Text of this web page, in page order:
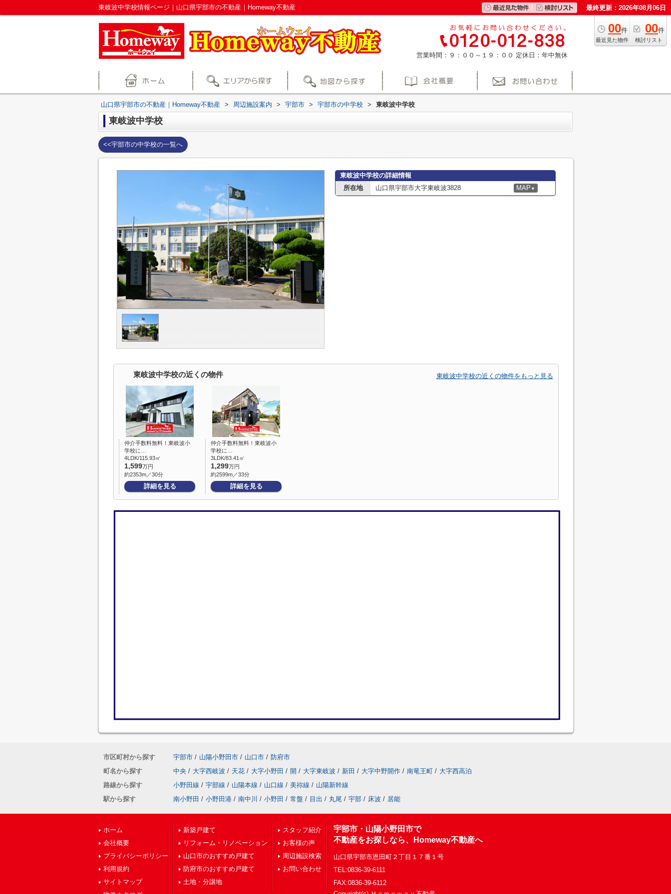
東岐波中学校情報ページ｜山口県宇部市の不動産｜Homeway不動産 最終更新：2026年08月06日
00件
最近見た物件
00件
検討リスト
営業時間：９：００～１９：００ 定休日：年中無休
山口県宇部市の不動産｜Homeway不動産 > 周辺施設案内 > 宇部市 > 宇部市の中学校 > 東岐波中学校
東岐波中学校
<<宇部市の中学校の一覧へ
東岐波中学校の詳細情報
所在地
山口県宇部市大字東岐波3828 MAP ▼
東岐波中学校の近くの物件 東岐波中学校の近くの物件をもっと見る
仲介手数料無料！東岐波小
学校に…
4LDK/115.93㎡
1,599万円
約2353m／30分
詳細を見る
仲介手数料無料！東岐波小
学校に…
3LDK/83.41㎡
1,299万円
約2599m／33分
詳細を見る
市区町村から探す 宇部市 / 山陽小野田市 / 山口市 / 防府市
町名から探す
中央 / 大字西岐波 / 天花 / 大字小野田 / 開 / 大字東岐波 / 新田 / 大字中野開作 / 南竜王町 / 大字西高泊
路線から探す
小野田線 / 宇部線 / 山陽本線 / 山口線 / 美祢線 / 山陽新幹線
駅から探す
南小野田 / 小野田港 / 南中川 / 小野田 / 常盤 / 目出 / 丸尾 / 宇部 / 床波 / 居能
ホーム
会社概要
プライバシーポリシー
利用規約
サイトマップ
新築戸建て
リフォーム・リノベーション
山口市のおすすめ戸建て
防府市のおすすめ戸建て
土地・分譲地
スタッフ紹介
お客様の声
周辺施設検索
お問い合わせ
宇部市・山陽小野田市で
不動産をお探しなら、Homeway不動産へ
山口県宇部市恩田町２丁目１７番１号
TEL:0836-39-6111
FAX:0836-39-6112